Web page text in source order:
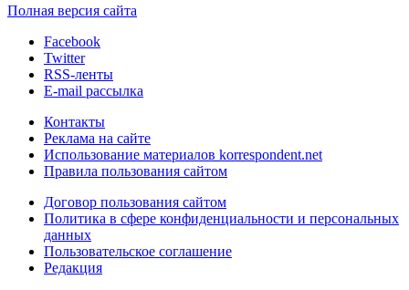
Полная версия сайта
Facebook
Twitter
RSS-ленты
E-mail рассылка
Контакты
Реклама на сайте
Использование материалов korrespondent.net
Правила пользования сайтом
Договор пользования сайтом
Политика в сфере конфиденциальности и персональных
данных
Пользовательское соглашение
Редакция